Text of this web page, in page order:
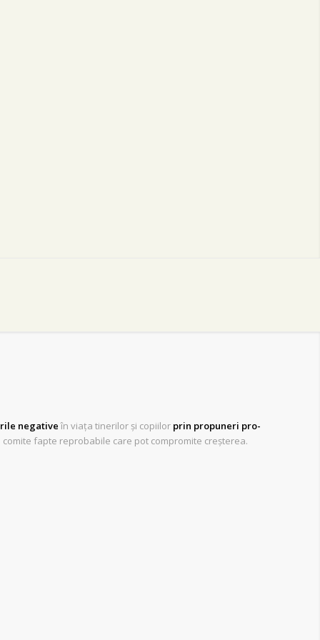
negativeîn viața tinerilor și copiilor prin propuneri pro-
fapte reprobabile care pot compromite creșterea.